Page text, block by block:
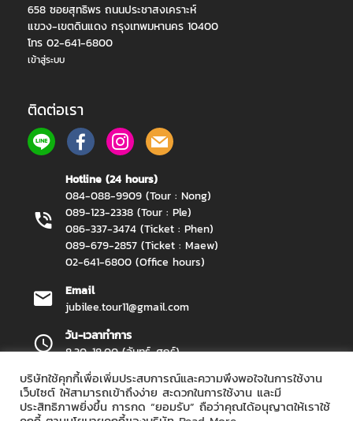
658 ซอยสุทธิพร ถนนประชาสงเคราะห์
แขวง-เขตดินแดง กรุงเทพมหานคร 10400
โทร 02-641-6800
เข้าสู่ระบบ
ติดต่อเรา
Hotline (24 hours)
084-088-9909 (Tour : Nong)
089-123-2338 (Tour : Ple)
086-337-3474 (Ticket : Phen)
089-679-2857 (Ticket : Maew)
02-641-6800 (Office hours)
Email
jubilee.tour11@gmail.com
วัน-เวลาทำการ
8.30-18.00 (จันทร์-ศุกร์)
Jubilee Travel Copyright 2026.All Rights Reserved.
บริษัทใช้คุกกี้เพื่อเพิ่มประสบการณ์และความพึงพอใจในการใช้งาน
เว็บไซต์ ให้สามารถเข้าถึงง่าย สะดวกในการใช้งาน และมี
ประสิทธิภาพยิ่งขึ้น การกด “ยอมรับ” ถือว่าคุณได้อนุญาตให้เราใช้